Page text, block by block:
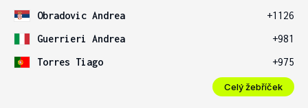
Obradovic Andrea
+1126
Guerrieri Andrea
+981
Torres Tiago
+975
Celý žebříček